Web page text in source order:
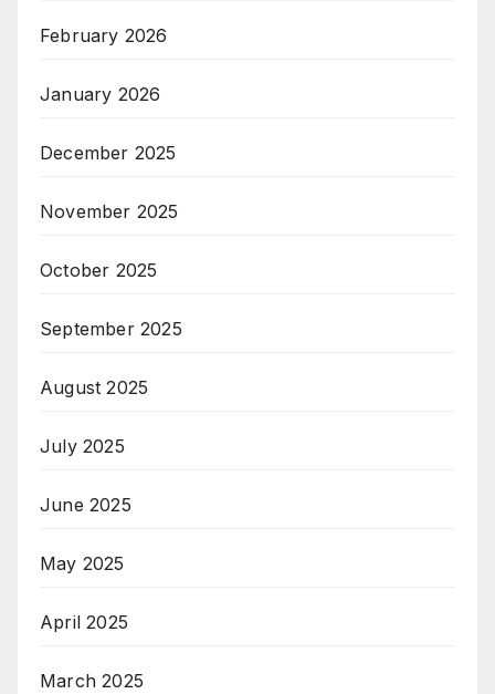
February 2026
January 2026
December 2025
November 2025
October 2025
September 2025
August 2025
July 2025
June 2025
May 2025
April 2025
March 2025